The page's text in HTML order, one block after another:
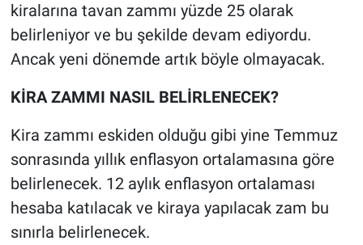
kiralarına tavan zammı yüzde 25 olarak
belirleniyor ve bu şekilde devam ediyordu.
Ancak yeni dönemde artık böyle olmayacak.
KİRA ZAMMI NASIL BELİRLENECEK?
Kira zammı eskiden olduğu gibi yine Temmuz
sonrasında yıllık enflasyon ortalamasına göre
belirlenecek. 12 aylık enflasyon ortalaması
hesaba katılacak ve kiraya yapılacak zam bu
sınırla belirlenecek.